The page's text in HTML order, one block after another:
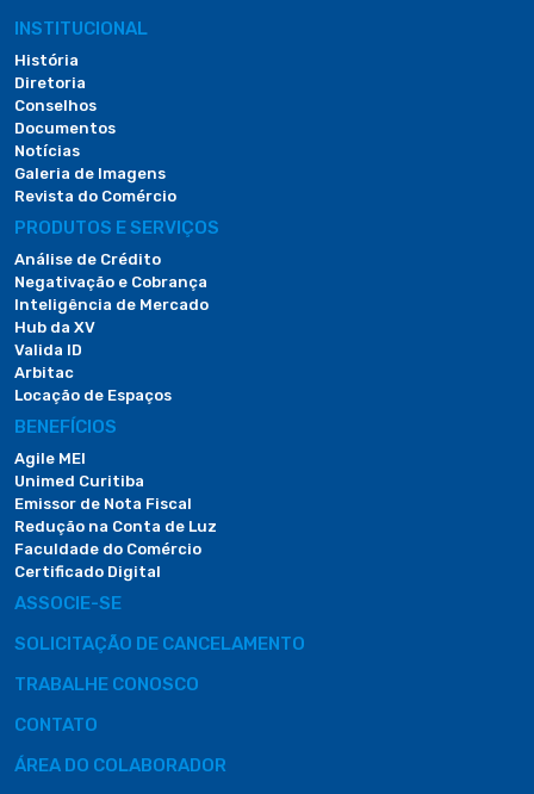
INSTITUCIONAL
História
Diretoria
Conselhos
Documentos
Notícias
Galeria de Imagens
Revista do Comércio
PRODUTOS E SERVIÇOS
Análise de Crédito
Negativação e Cobrança
Inteligência de Mercado
Hub da XV
Valida ID
Arbitac
Locação de Espaços
BENEFÍCIOS
Agile MEI
Unimed Curitiba
Emissor de Nota Fiscal
Redução na Conta de Luz
Faculdade do Comércio
Certificado Digital
ASSOCIE-SE
SOLICITAÇÃO DE CANCELAMENTO
TRABALHE CONOSCO
CONTATO
ÁREA DO COLABORADOR